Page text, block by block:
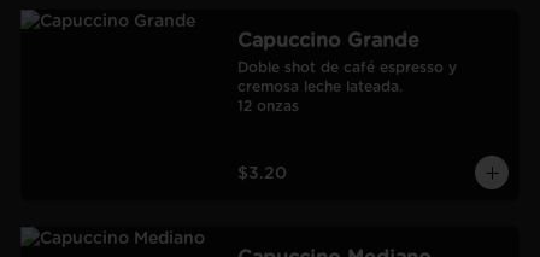
Capuccino Grande
Doble shot de café espresso y
cremosa leche lateada.
12 onzas
$3.20